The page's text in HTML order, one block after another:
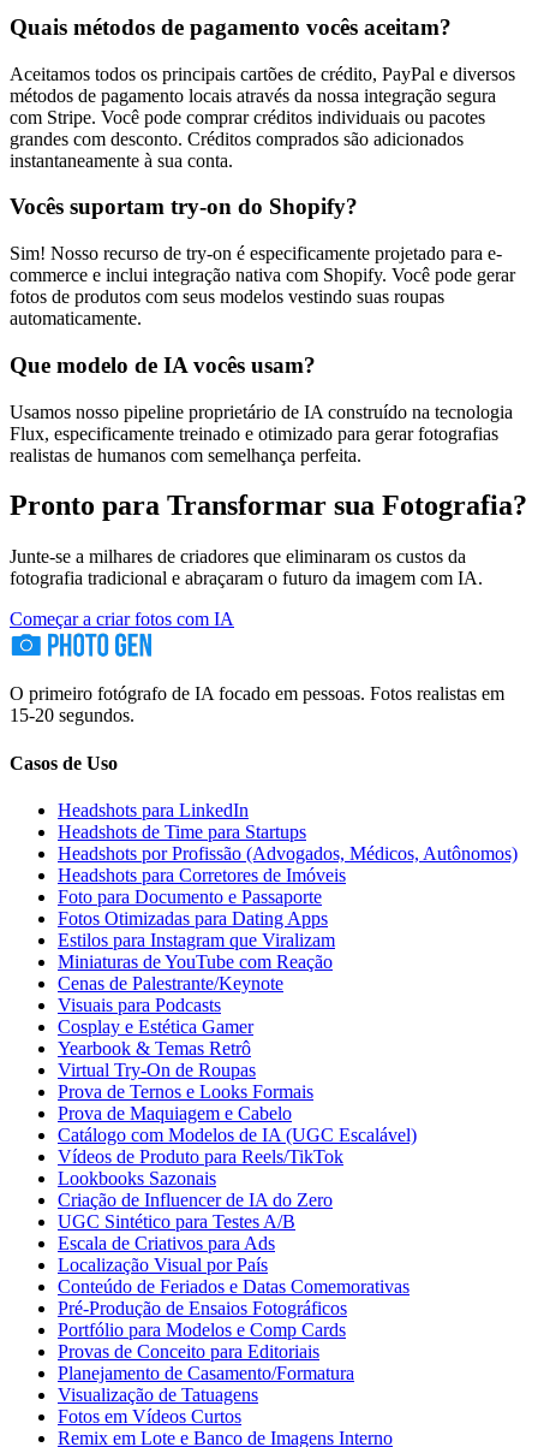
Quais métodos de pagamento vocês aceitam?
Aceitamos todos os principais cartões de crédito, PayPal e diversos
métodos de pagamento locais através da nossa integração segura
com Stripe. Você pode comprar créditos individuais ou pacotes
grandes com desconto. Créditos comprados são adicionados
instantaneamente à sua conta.
Vocês suportam try-on do Shopify?
Sim! Nosso recurso de try-on é especificamente projetado para e-
commerce e inclui integração nativa com Shopify. Você pode gerar
fotos de produtos com seus modelos vestindo suas roupas
automaticamente.
Que modelo de IA vocês usam?
Usamos nosso pipeline proprietário de IA construído na tecnologia
Flux, especificamente treinado e otimizado para gerar fotografias
realistas de humanos com semelhança perfeita.
Pronto para Transformar sua Fotografia?
Junte-se a milhares de criadores que eliminaram os custos da
fotografia tradicional e abraçaram o futuro da imagem com IA.
Começar a criar fotos com IA
O primeiro fotógrafo de IA focado em pessoas. Fotos realistas em
15-20 segundos.
Casos de Uso
Headshots para LinkedIn
Headshots de Time para Startups
Headshots por Profissão (Advogados, Médicos, Autônomos)
Headshots para Corretores de Imóveis
Foto para Documento e Passaporte
Fotos Otimizadas para Dating Apps
Estilos para Instagram que Viralizam
Miniaturas de YouTube com Reação
Cenas de Palestrante/Keynote
Visuais para Podcasts
Cosplay e Estética Gamer
Yearbook & Temas Retrô
Virtual Try-On de Roupas
Prova de Ternos e Looks Formais
Prova de Maquiagem e Cabelo
Catálogo com Modelos de IA (UGC Escalável)
Vídeos de Produto para Reels/TikTok
Lookbooks Sazonais
Criação de Influencer de IA do Zero
UGC Sintético para Testes A/B
Escala de Criativos para Ads
Localização Visual por País
Conteúdo de Feriados e Datas Comemorativas
Pré-Produção de Ensaios Fotográficos
Portfólio para Modelos e Comp Cards
Provas de Conceito para Editoriais
Planejamento de Casamento/Formatura
Visualização de Tatuagens
Fotos em Vídeos Curtos
Remix em Lote e Banco de Imagens Interno